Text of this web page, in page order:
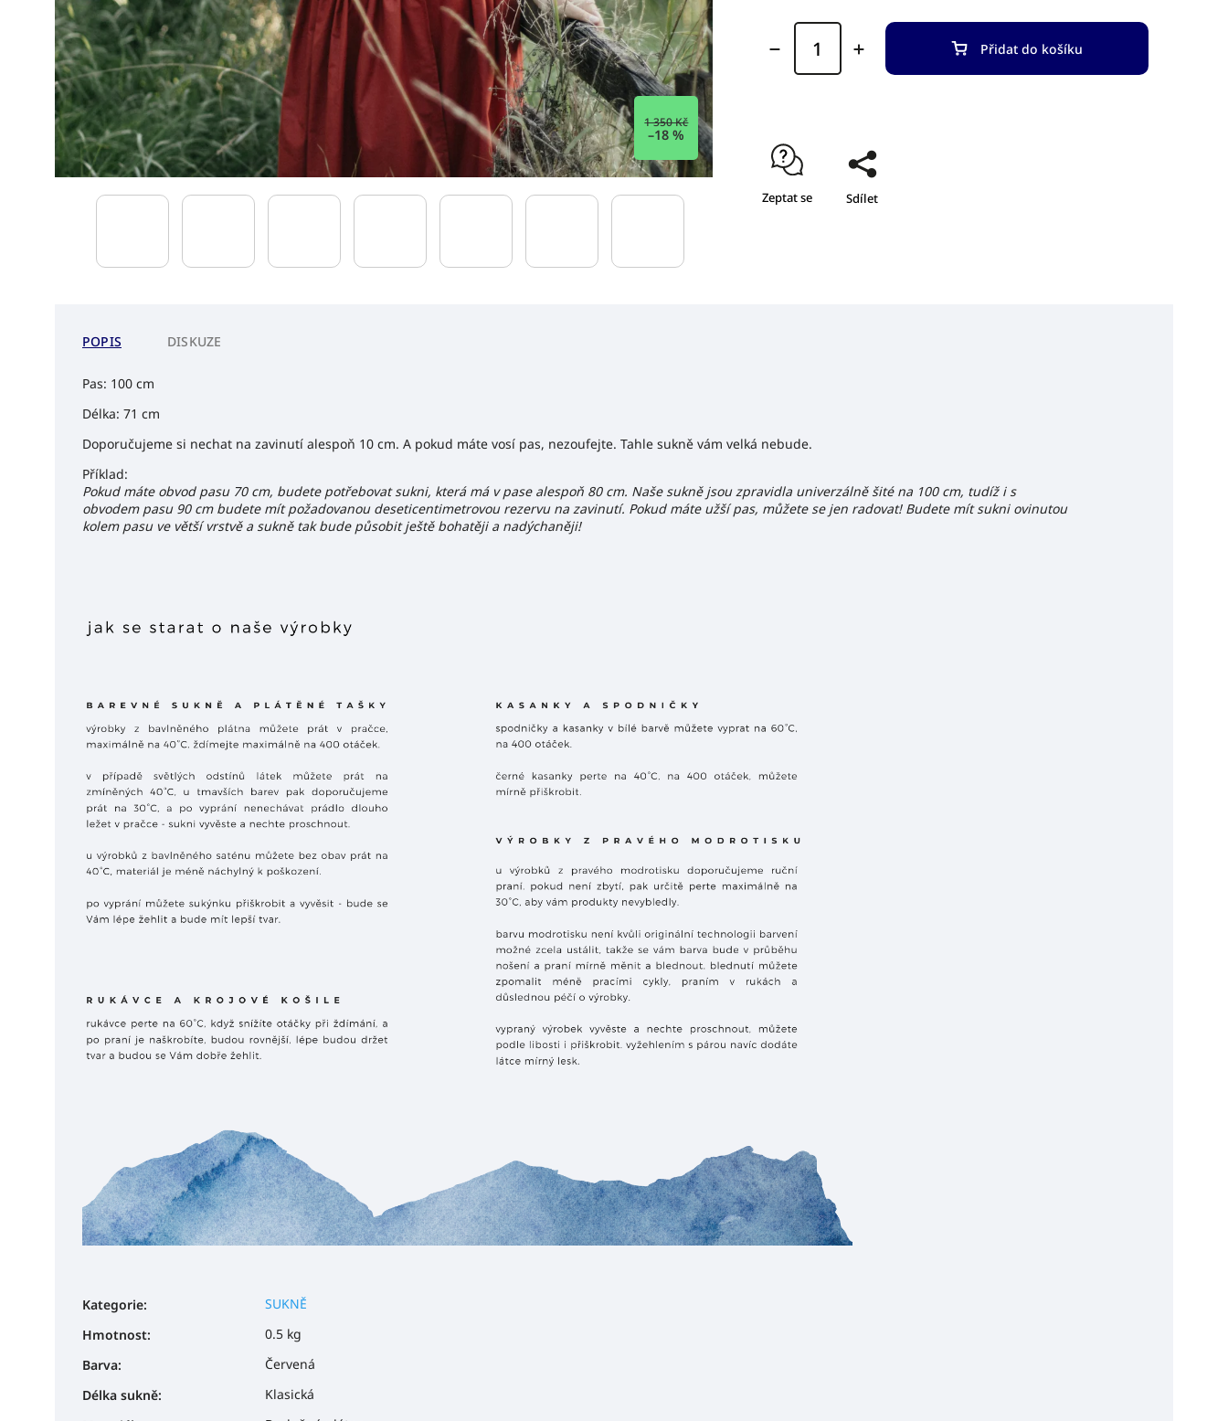
1 350 Kč
–18 %
Přidat do košíku
Zeptat se Sdílet
POPIS DISKUZE
Pas: 100 cm
Délka: 71 cm
Doporučujeme si nechat na zavinutí alespoň 10 cm. A pokud máte vosí pas, nezoufejte. Tahle sukně vám velká nebude.
Příklad:
Pokud máte obvod pasu 70 cm, budete potřebovat sukni, která má v pase alespoň 80 cm. Naše sukně jsou zpravidla univerzálně šité na 100 cm, tudíž i s
obvodem pasu 90 cm budete mít požadovanou deseticentimetrovou rezervu na zavinutí. Pokud máte užší pas, můžete se jen radovat! Budete mít sukni ovinutou
kolem pasu ve větší vrstvě a sukně tak bude působit ještě bohatěji a nadýchaněji!
Kategorie:
SUKNĚ
Hmotnost:
0.5 kg
Barva:
Červená
Délka sukně:
Klasická